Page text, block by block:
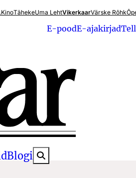
TähekeUma LehtVikerkaarVärske Rõhk
E-poodE-ajakirjad
Blogi